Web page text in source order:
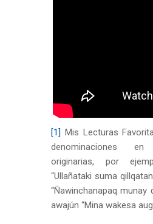
[1] Mis Lecturas
denominaciones
originarias, por
“Ullañataki suma
“Ñawinchanapaq munay
awajún “Mina wakesa